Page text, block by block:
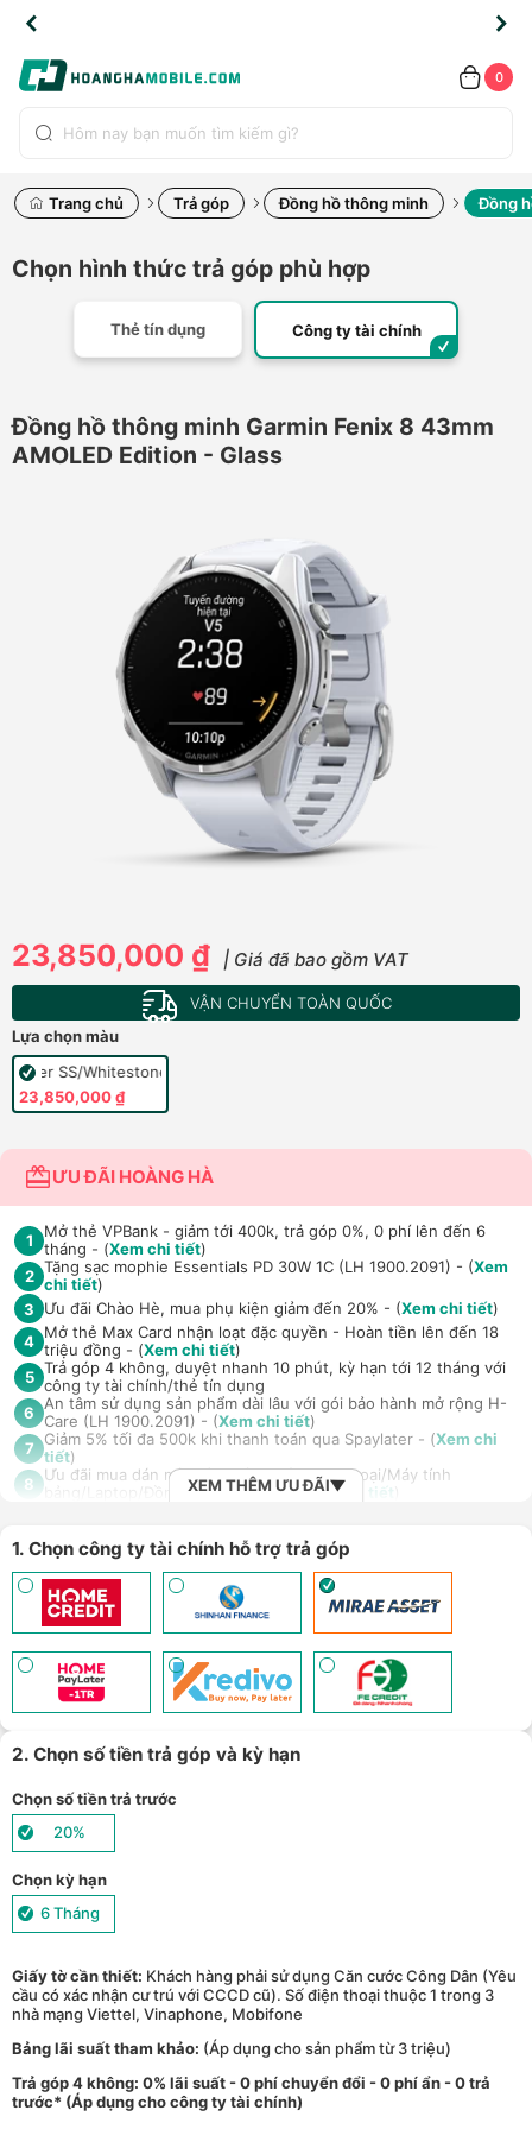
0
Trang chủ Trả góp Đồng hồ thông minh Đồng
Chọn hình thức trả góp phù hợp
Thẻ tín dụng Công ty tài chính
Đồng hồ thông minh Garmin Fenix 8 43mm
AMOLED Edition - Glass
23,850,000 ₫ | Giá đã bao gồm VAT
VẬN CHUYỂN TOÀN QUỐC
Lựa chọn màu
Silver SS/Whitestone
23,850,000 ₫
ƯU ĐÃI HOÀNG HÀ
1
Mở thẻ VPBank - giảm tới 400k, trả góp 0%, 0 phí lên đến 6
tháng - (Xem chi tiết)
2 Tặng sạc mophie Essentials PD 30W 1C (LH 1900.2091) - (Xem
chi tiết)
3
Ưu đãi Chào Hè, mua phụ kiện giảm đến 20% - (Xem chi tiết)
4 Mở thẻ Max Card nhận loạt đặc quyền - Hoàn tiền lên đến 18
triệu đồng - (Xem chi tiết)
5 Trả góp 4 không, duyệt nhanh 10 phút, kỳ hạn tới 12 tháng với
công ty tài chính/thẻ tín dụng
6 An tâm sử dụng sản phẩm dài lâu với gói bảo hành mở rộng H-
Care (LH 1900.2091) - (Xem chi tiết)
7 Giảm 5% tối đa 500k khi thanh toán qua Spaylater - (Xem chi
tiết)
8
Ưu đãi mua dán màn hình kèm máy Điện thoại/Máy tính
bảng/Laptop/Đồng hồ giảm 10% - (Xem chi tiết
hồ thông minh - ( Xem chi tiết)
10
TPBank Evo - Giảm đến 500.000đ, trả góp 0%, 0 phí lên đến 6
tháng - (Xem chi tiết
Giảm tới 500.000đ khi thanh toán qua Homepaylater - (
tiết)
12
Giảm ngay 50.000đ khi mua gói cước di động Mobifone, Vnsky
lên tới 6GB data/ngày - Trải nghiệm 5G chỉ 99k/tháng - (
tiết)
Nhận báo giá tốt nhất cho khách hàng doanh nghiệp B2B khi
mua số lượng lớn - ( Xem chi tiết)
XEM THÊM ƯU ĐÃI
1. Chọn công ty tài chính hỗ trợ trả góp
2. Chọn số tiền trả góp và kỳ hạn
Chọn số tiền trả trước
20%
Chọn kỳ hạn
6 Tháng
Giấy tờ cần thiết: Khách hàng phải sử dụng Căn cước Công Dân (Yêu
cầu có xác nhận cư trú với CCCD cũ). Số điện thoại thuộc 1 trong 3
nhà mạng Viettel, Vinaphone, Mobifone
Bảng lãi suất tham khảo: (Áp dụng cho sản phẩm từ 3 triệu)
Trả góp 4 không: 0% lãi suất - 0 phí chuyển đổi - 0 phí ẩn - 0 trả
trước* (Áp dụng cho công ty tài chính)